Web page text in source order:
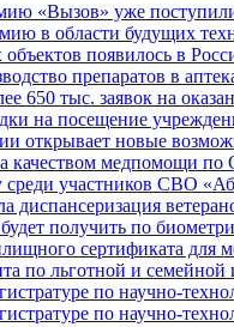
«Вызов» уже поступили
в области будущих
появилось в
препаратов в
650 тыс. заявок на
на посещение
новые
качеством медпомощи
среди участников СВО
получить по
сертификата для
по льготной и
по научно-
по научно-